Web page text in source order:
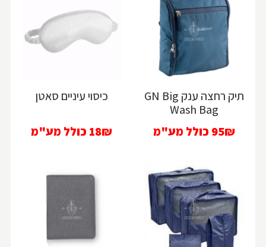
תיק רחצה ענק GN Big
Wash Bag
95₪ כולל מע"מ
כיסוי עיניים סאטן
18₪ כולל מע"מ